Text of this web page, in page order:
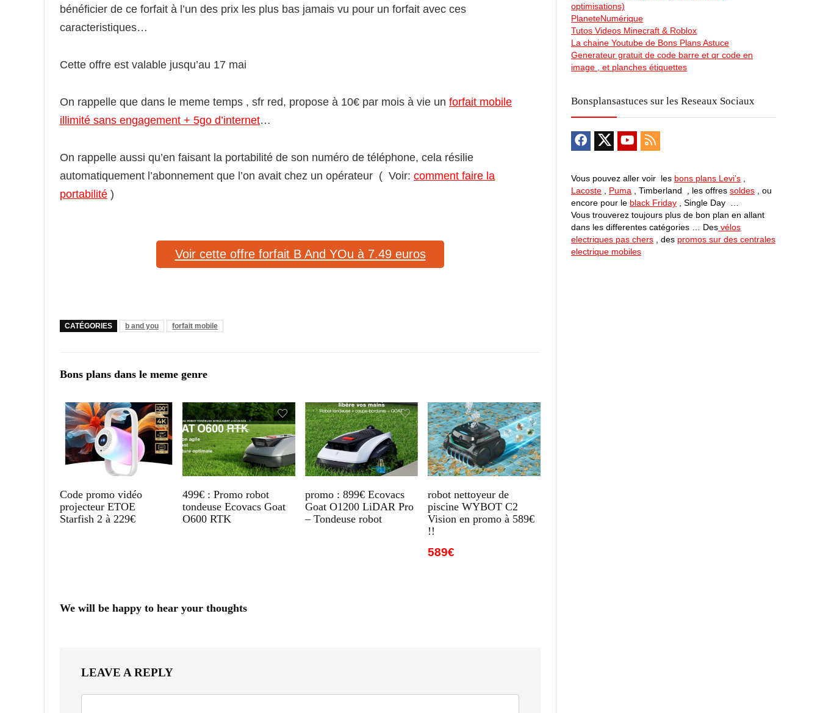
bénéficier de ce forfait à l’un des prix les plus bas jamais vu pour un forfait avec ces
caracteristiques…
Cette offre est valable jusqu’au 17 mai
On rappelle que dans le meme temps , sfr red, propose à 10€ par mois à vie un forfait mobile
illimité sans engagement + 5go d’internet…
On rappelle aussi qu’en faisant la portabilité de son numéro de téléphone, cela résilie
automatiquement l’abonnement que l’on avait chez un opérateur ( Voir: comment faire la
portabilité )
Voir cette offre forfait B And YOu à 7.49 euros
CATÉGORIES b and you forfait mobile
Bons plans dans le meme genre
Code promo vidéo
projecteur ETOE
Starfish 2 à 229€
499€ : Promo robot
tondeuse Ecovacs Goat
O600 RTK
promo : 899€ Ecovacs
Goat O1200 LiDAR Pro
– Tondeuse robot
robot nettoyeur de
piscine WYBOT C2
Vision en promo à 589€
!!
589€
We will be happy to hear your thoughts
LEAVE A REPLY
optimisations)
PlaneteNumérique
Tutos Videos Minecraft & Roblox
La chaine Youtube de Bons Plans Astuce
Generateur gratuit de code barre et qr code en
image , et planches étiquettes
Bonsplansastuces sur les Reseaux Sociaux
Vous pouvez aller voir les bons plans Levi’s
Lacoste
Puma , Timberland , les offres soldes , ou
encore pour le black Friday , Single Day …
Vous trouverez toujours plus de bon plan en allant
dans les differentes catégories … Des vélos
electriques pas chers , des promos sur des centrales
electrique mobiles